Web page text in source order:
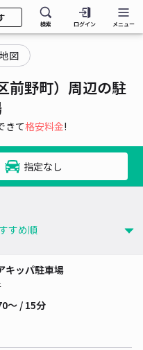
検索 ログイン メニュー
地図
前野町）周辺の駐
きて格安料金!
指定なし
キッパ駐車場
〜 / 15分